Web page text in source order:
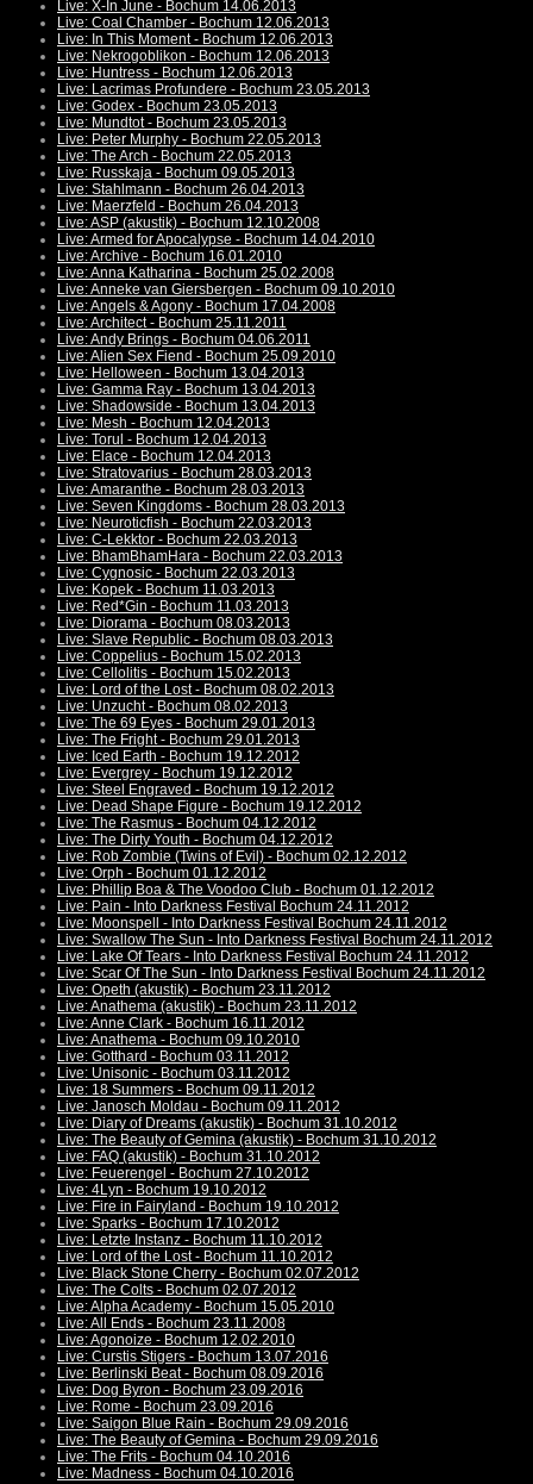
Live: X-In June - Bochum 14.06.2013
Live: Coal Chamber - Bochum 12.06.2013
Live: In This Moment - Bochum 12.06.2013
Live: Nekrogoblikon - Bochum 12.06.2013
Live: Huntress - Bochum 12.06.2013
Live: Lacrimas Profundere - Bochum 23.05.2013
Live: Godex - Bochum 23.05.2013
Live: Mundtot - Bochum 23.05.2013
Live: Peter Murphy - Bochum 22.05.2013
Live: The Arch - Bochum 22.05.2013
Live: Russkaja - Bochum 09.05.2013
Live: Stahlmann - Bochum 26.04.2013
Live: Maerzfeld - Bochum 26.04.2013
Live: ASP (akustik) - Bochum 12.10.2008
Live: Armed for Apocalypse - Bochum 14.04.2010
Live: Archive - Bochum 16.01.2010
Live: Anna Katharina - Bochum 25.02.2008
Live: Anneke van Giersbergen - Bochum 09.10.2010
Live: Angels & Agony - Bochum 17.04.2008
Live: Architect - Bochum 25.11.2011
Live: Andy Brings - Bochum 04.06.2011
Live: Alien Sex Fiend - Bochum 25.09.2010
Live: Helloween - Bochum 13.04.2013
Live: Gamma Ray - Bochum 13.04.2013
Live: Shadowside - Bochum 13.04.2013
Live: Mesh - Bochum 12.04.2013
Live: Torul - Bochum 12.04.2013
Live: Elace - Bochum 12.04.2013
Live: Stratovarius - Bochum 28.03.2013
Live: Amaranthe - Bochum 28.03.2013
Live: Seven Kingdoms - Bochum 28.03.2013
Live: Neuroticfish - Bochum 22.03.2013
Live: C-Lekktor - Bochum 22.03.2013
Live: BhamBhamHara - Bochum 22.03.2013
Live: Cygnosic - Bochum 22.03.2013
Live: Kopek - Bochum 11.03.2013
Live: Red*Gin - Bochum 11.03.2013
Live: Diorama - Bochum 08.03.2013
Live: Slave Republic - Bochum 08.03.2013
Live: Coppelius - Bochum 15.02.2013
Live: Cellolitis - Bochum 15.02.2013
Live: Lord of the Lost - Bochum 08.02.2013
Live: Unzucht - Bochum 08.02.2013
Live: The 69 Eyes - Bochum 29.01.2013
Live: The Fright - Bochum 29.01.2013
Live: Iced Earth - Bochum 19.12.2012
Live: Evergrey - Bochum 19.12.2012
Live: Steel Engraved - Bochum 19.12.2012
Live: Dead Shape Figure - Bochum 19.12.2012
Live: The Rasmus - Bochum 04.12.2012
Live: The Dirty Youth - Bochum 04.12.2012
Live: Rob Zombie (Twins of Evil) - Bochum 02.12.2012
Live: Orph - Bochum 01.12.2012
Live: Phillip Boa & The Voodoo Club - Bochum 01.12.2012
Live: Pain - Into Darkness Festival Bochum 24.11.2012
Live: Moonspell - Into Darkness Festival Bochum 24.11.2012
Live: Swallow The Sun - Into Darkness Festival Bochum 24.11.2012
Live: Lake Of Tears - Into Darkness Festival Bochum 24.11.2012
Live: Scar Of The Sun - Into Darkness Festival Bochum 24.11.2012
Live: Opeth (akustik) - Bochum 23.11.2012
Live: Anathema (akustik) - Bochum 23.11.2012
Live: Anne Clark - Bochum 16.11.2012
Live: Anathema - Bochum 09.10.2010
Live: Gotthard - Bochum 03.11.2012
Live: Unisonic - Bochum 03.11.2012
Live: 18 Summers - Bochum 09.11.2012
Live: Janosch Moldau - Bochum 09.11.2012
Live: Diary of Dreams (akustik) - Bochum 31.10.2012
Live: The Beauty of Gemina (akustik) - Bochum 31.10.2012
Live: FAQ (akustik) - Bochum 31.10.2012
Live: Feuerengel - Bochum 27.10.2012
Live: 4Lyn - Bochum 19.10.2012
Live: Fire in Fairyland - Bochum 19.10.2012
Live: Sparks - Bochum 17.10.2012
Live: Letzte Instanz - Bochum 11.10.2012
Live: Lord of the Lost - Bochum 11.10.2012
Live: Black Stone Cherry - Bochum 02.07.2012
Live: The Colts - Bochum 02.07.2012
Live: Alpha Academy - Bochum 15.05.2010
Live: All Ends - Bochum 23.11.2008
Live: Agonoize - Bochum 12.02.2010
Live: Curstis Stigers - Bochum 13.07.2016
Live: Berlinski Beat - Bochum 08.09.2016
Live: Dog Byron - Bochum 23.09.2016
Live: Rome - Bochum 23.09.2016
Live: Saigon Blue Rain - Bochum 29.09.2016
Live: The Beauty of Gemina - Bochum 29.09.2016
Live: The Frits - Bochum 04.10.2016
Live: Madness - Bochum 04.10.2016